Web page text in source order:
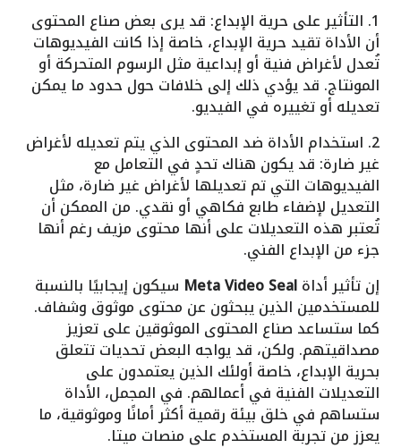
1. التأثير على حرية الإبداع: قد يرى بعض صناع المحتوى
أن الأداة تقيد حرية الإبداع، خاصة إذا كانت الفيديوهات
تُعدل لأغراض فنية أو إبداعية مثل الرسوم المتحركة أو
المونتاج. قد يؤدي ذلك إلى خلافات حول حدود ما يمكن
تعديله أو تغييره في الفيديو.
2. استخدام الأداة ضد المحتوى الذي يتم تعديله لأغراض
غير ضارة: قد يكون هناك تحدٍ في التعامل مع
الفيديوهات التي تم تعديلها لأغراض غير ضارة، مثل
التعديل لإضفاء طابع فكاهي أو نقدي. من الممكن أن
تُعتبر هذه التعديلات على أنها محتوى مزيف رغم أنها
جزء من الإبداع الفني.
إن تأثير أداةMeta Video Seal سيكون إيجابيًا بالنسبة
للمستخدمين الذين يبحثون عن محتوى موثوق وشفاف.
كما ستساعد صناع المحتوى الموثوقين على تعزيز
مصداقيتهم. ولكن، قد يواجه البعض تحديات تتعلق
بحرية الإبداع، خاصة أولئك الذين يعتمدون على
التعديلات الفنية في أعمالهم. في المجمل، الأداة
ستساهم في خلق بيئة رقمية أكثر أمانًا وموثوقية، ما
يعزز من تجربة المستخدم على منصات ميتا.